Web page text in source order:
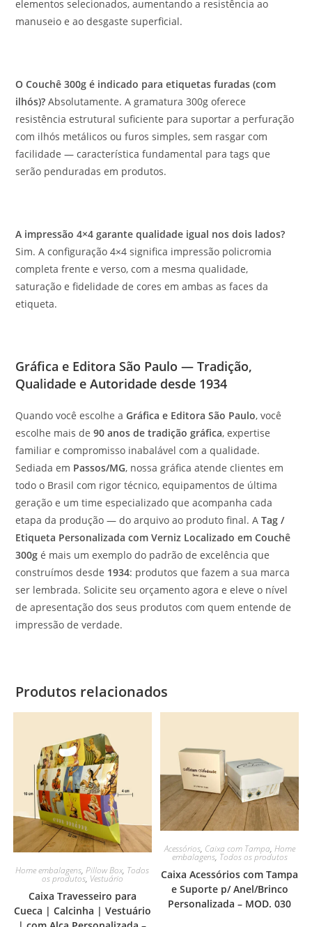
elementos selecionados, aumentando a resistência ao
manuseio e ao desgaste superficial.
O Couchê 300g é indicado para etiquetas furadas (com
ilhós)? Absolutamente. A gramatura 300g oferece
resistência estrutural suficiente para suportar a perfuração
com ilhós metálicos ou furos simples, sem rasgar com
facilidade — característica fundamental para tags que
serão penduradas em produtos.
A impressão 4×4 garante qualidade igual nos dois lados?
Sim. A configuração 4×4 significa impressão policromia
completa frente e verso, com a mesma qualidade,
saturação e fidelidade de cores em ambas as faces da
etiqueta.
Gráfica e Editora São Paulo — Tradição,
Qualidade e Autoridade desde 1934
Quando você escolhe aGráfica e Editora São Paulo, você
escolhe mais de90 anos de tradição gráfica, expertise
familiar e compromisso inabalável com a qualidade.
Sediada em Passos/MG, nossa gráfica atende clientes em
todo o Brasil com rigor técnico, equipamentos de última
geração e um time especializado que acompanha cada
etapa da produção — do arquivo ao produto final. ATag /
Etiqueta Personalizada com Verniz Localizado em Couchê
300g é mais um exemplo do padrão de excelência que
construímos desde 1934: produtos que fazem a sua marca
ser lembrada. Solicite seu orçamento agora e eleve o nível
de apresentação dos seus produtos com quem entende de
impressão de verdade.
Produtos relacionados
Home embalagens,Pillow Box, Todos
os produtos, Vestuário
Caixa Travesseiro para
Cueca | Calcinha | Vestuário
Acessórios, Caixa com Tampa, Home
embalagens, Todos os produtos
Caixa Acessórios com Tampa
e Suporte p/ Anel/Brinco
Personalizada – MOD. 030